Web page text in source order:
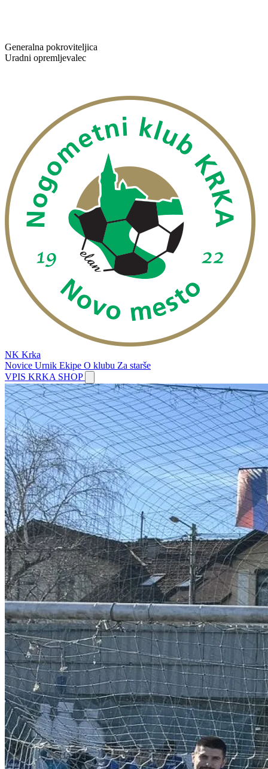
Generalna pokroviteljica
Uradni opremljevalec
NK Krka
Novice Urnik Ekipe O klubu Za starše
VPIS KRKA SHOP